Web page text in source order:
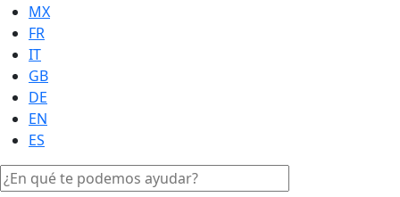
MX
FR
IT
GB
DE
EN
ES